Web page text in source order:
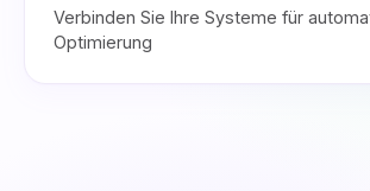
Verbinden Sie Ihre Systeme für
Optimierung